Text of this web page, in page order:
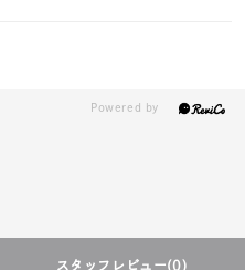
スタッフレビュー(0)